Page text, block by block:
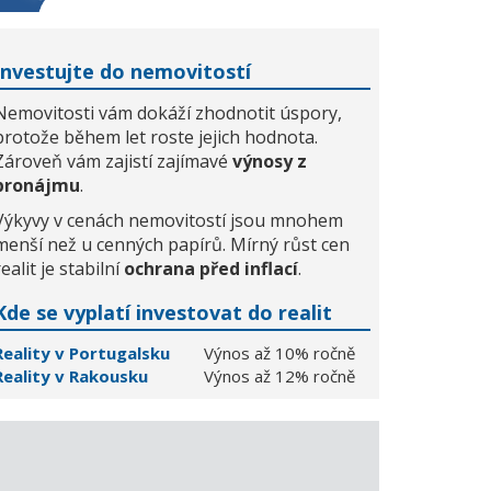
do nemovitostí
vám dokáží zhodnotit úspory,
během let roste jejich hodnota.
vám zajistí zajímavé výnosy z
.
v cenách nemovitostí jsou mnohem
než u cenných papírů. Mírný růst cen
je stabilníochrana před inflací.
se vyplatí investovat do realit
v Portugalsku
Výnos až 10% ročně
v Rakousku
Výnos až 12% ročně